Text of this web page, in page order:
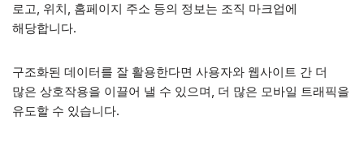
로고, 위치, 홈페이지 주소 등의 정보는 조직 마크업에
해당합니다.
구조화된 데이터를 잘 활용한다면 사용자와 웹사이트 간 더
많은 상호작용을 이끌어 낼 수 있으며, 더 많은 모바일 트래픽을
유도할 수 있습니다.